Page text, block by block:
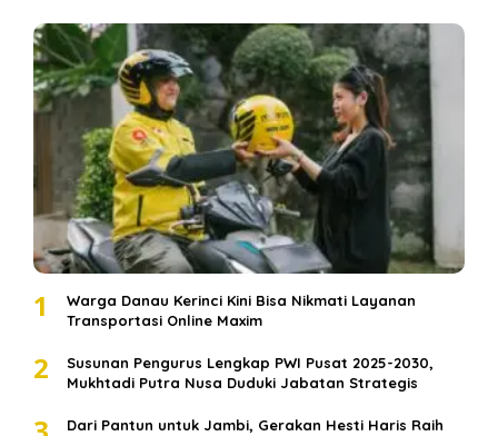
1
Warga Danau Kerinci Kini Bisa Nikmati Layanan
Transportasi Online Maxim
2
Susunan Pengurus Lengkap PWI Pusat 2025-2030,
Mukhtadi Putra Nusa Duduki Jabatan Strategis
Dari Pantun untuk Jambi, Gerakan Hesti Haris Raih